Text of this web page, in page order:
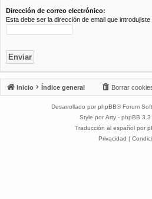
Dirección de correo electrónico:
Esta debe ser la dirección de email que introdujiste
Inicio Índice general Borrar
Desarrollado por phpBB® Forum
Style por Arty - phpBB 3.3
Traducción al español por
Privacidad |